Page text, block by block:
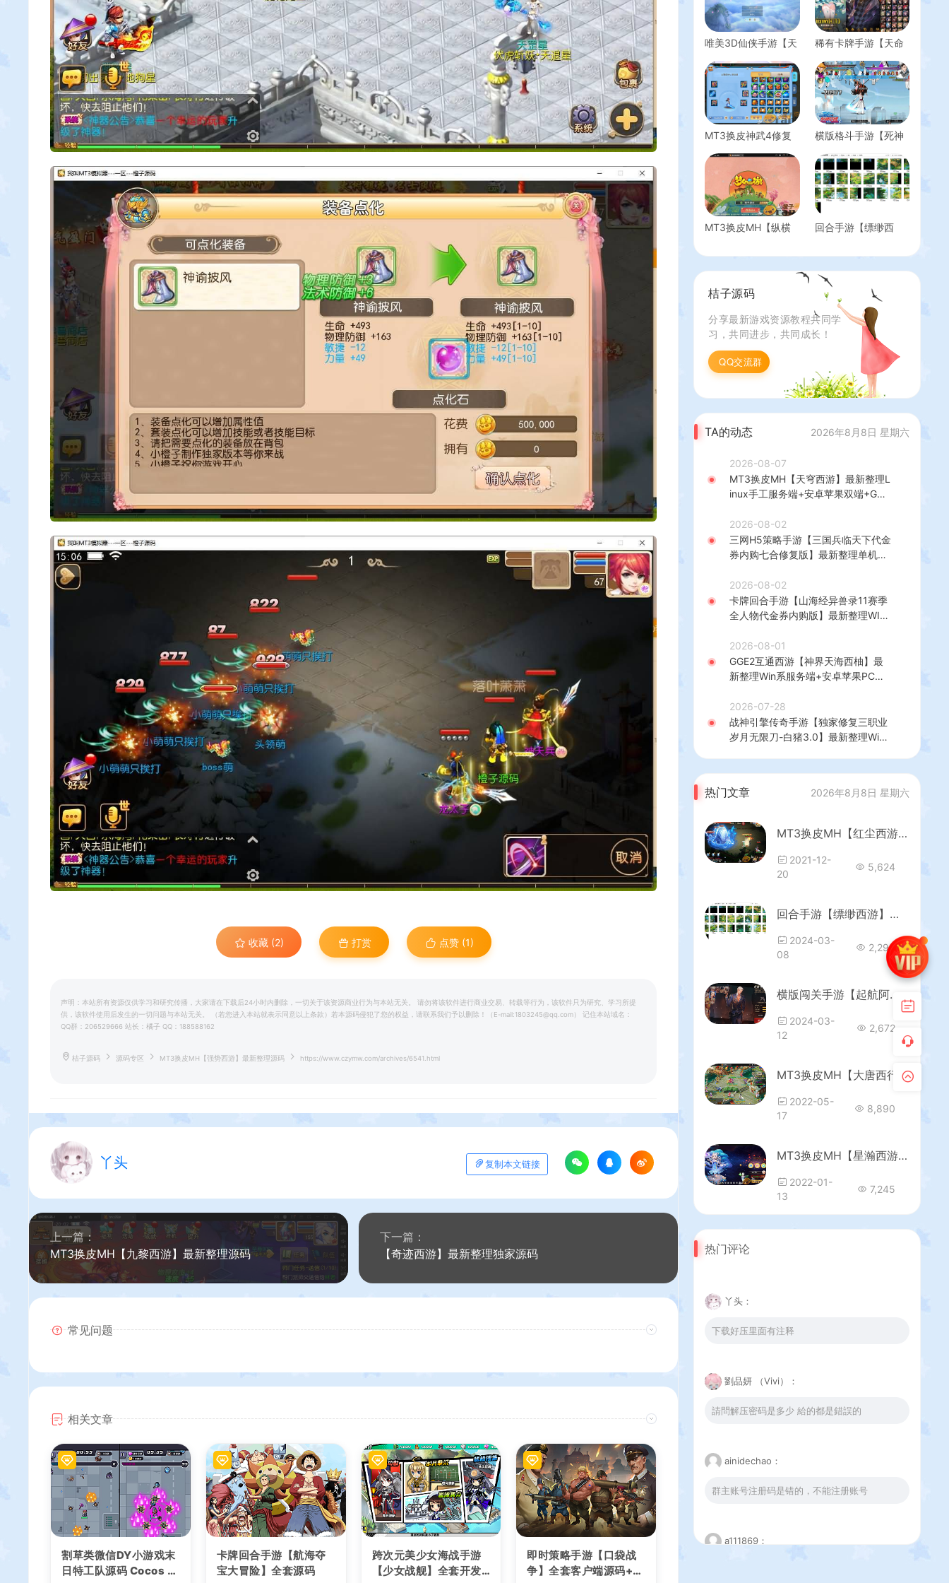
收藏 (2) 打赏 点赞 (1)
声明：本站所有资源仅供学习和研究传播，大家请在下载后24小时内删除，一切关于该资源商业行为与本站无关。 请勿将该软件进行商业交易、转载等行为，该软件只为研究、学习所提
供，该软件使用后发生的一切问题与本站无关。 （若您进入本站就表示同意以上条款）若本源码侵犯了您的权益，请联系我们予以删除！（E-mail:1803245@qq.com） 记住本站域名：
QQ群：206529666 站长：橘子 QQ：188588162
桔子源码 源码专区 MT3换皮MH【强势西游】最新整理源码 https://www.czymw.com/archives/6541.html
丫头 复制本文链接
上一篇：
MT3换皮MH【九黎西游】最新整理源码
下一篇：
【奇迹西游】最新整理独家源码
常见问题
相关文章
割草类微信DY小游戏末
日特工队源码 Cocos Cr
卡牌回合手游【航海夺
宝大冒险】全套源码
跨次元美少女海战手游
【少女战舰】全套开发
即时策略手游【口袋战
争】全套客户端源码+服
唯美3D仙侠手游【天
码
稀有卡牌手游【天命
发文档
MT3换皮神武4修复
横版格斗手游【死神
MT3换皮MH【纵横
回合手游【缥缈西
+服务端源码+网关源
码+后台源码
桔子源码
分享最新游戏资源教程共同学
习，共同进步，共同成长！
QQ交流群
TA的动态 2026年8月8日 星期六
2026-08-07
MT3换皮MH【天穹西游】最新整理L
inux手工服务端+安卓苹果双端+GM
教程
2026-08-02
三网H5策略手游【三国兵临天下代金
券内购七合修复版】最新整理单机一
理后台+GM授权后台+简易安卓客户
端+详细搭建教程+视频教程
2026-08-02
卡牌回合手游【山海经异兽录11赛季
全人物代金券内购版】最新整理WIN
+热更修改工具+安卓+详细搭建教程
2026-08-01
GGE2互通西游【神界天海西柚】最
新整理Win系服务端+安卓苹果PC三
建教程
2026-07-28
战神引擎传奇手游【独家修复三职业
岁月无限刀-白猪3.0】最新整理Win
热门文章 2026年8月8日 星期六
MT3换皮MH【红尘西游】源码
2021-12-
20
5,624
回合手游【缥缈西游】全套客户端源码+服务端源码+网关源码+后台源码
2024-03-
08
2,293
横版闯关手游【起航阿拉德[1.5]】客户端源码+阿拉德源码编译视频教程
2024-03-
12
2,672
MT3换皮MH【大唐西行记】最新整理经典Linux手工服务端+源码+安卓苹果双端+GM后台+详细搭建教程
2022-05-
17
8,890
MT3换皮MH【星瀚西游】最新整理独家手工端+安卓苹果双端+GM后台+详细搭建教程+源码
2022-01-
13
7,245
热门评论
丫头：
下载好压里面有注释
劉品妍 （Vivi）：
請問解压密码是多少 給的都是錯誤的
ainidechao：
群主账号注册码是错的，不能注册账号
a111869：